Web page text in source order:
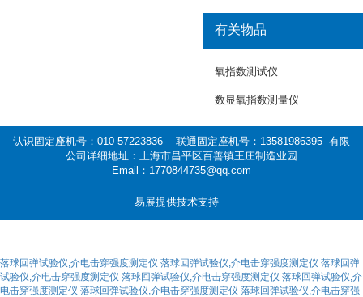
有关物品
氧指数测试仪
数显氧指数测量仪
认识固定座机号：010-57223836 联通固定座机号：13581986395 有限
公司详细地址：上海市昌平区百善镇王庄制造业园
Email：1770844735@qq.com
易展提供技术支持
落球回弹试验仪,介电击穿强度测定仪 落球回弹试验仪,介电击穿强度测定仪 落球回弹
试验仪,介电击穿强度测定仪 落球回弹试验仪,介电击穿强度测定仪 落球回弹试验仪,介
电击穿强度测定仪 落球回弹试验仪,介电击穿强度测定仪 落球回弹试验仪,介电击穿强